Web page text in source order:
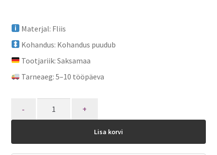
Materjal: Fliis
Kohandus: Kohandus puudub
Tootjariik: Saksamaa
Tarneaeg: 5–10 tööpäeva
Lisa korvi